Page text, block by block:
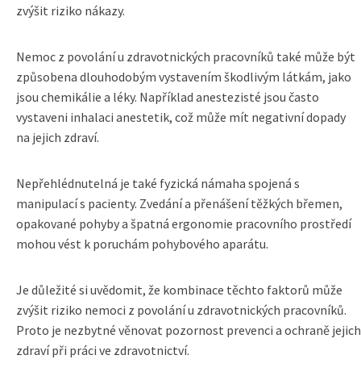
zvýšit riziko nákazy.
Nemoc z povolání u zdravotnických pracovníků také může být
způsobena dlouhodobým vystavením škodlivým látkám, jako
jsou chemikálie a léky. Například anestezisté jsou často
vystaveni inhalaci anestetik, což může mít negativní dopady
na jejich zdraví.
Nepřehlédnutelná je také fyzická námaha spojená s
manipulací s pacienty. Zvedání a přenášení těžkých břemen,
opakované pohyby a špatná ergonomie pracovního prostředí
mohou vést k poruchám pohybového aparátu.
Je důležité si uvědomit, že kombinace těchto faktorů může
zvýšit riziko nemoci z povolání u zdravotnických pracovníků.
Proto je nezbytné věnovat pozornost prevenci a ochraně jejich
zdraví při práci ve zdravotnictví.